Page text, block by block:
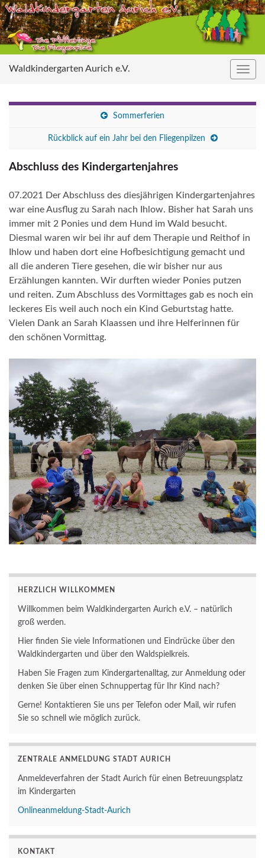
Waldkindergarten Aurich e.V.
Sommerferien
Rückblick auf ein Jahr bei den Fliegenpilzen
Abschluss des Kindergartenjahres
07.2021 Der Abschluss des diesjährigen Kindergartenjahres
war eine Ausflug zu Sarah nach Ihlow. Bisher hat Sarah uns
immer mit 2 Ponies und dem Hund im Wald besucht.
Diesmal waren wir bei ihr auf dem Therapie und Reithof in
Ihlow und haben dort eine Hofbesichtigung gemacht und
all die anderen Tiere gesehen, die wir bisher nur aus
Erzählungen kannten. Wir durften wieder Ponies putzen
und reiten. Zum Abschluss des Vormittages gab es noch ein
leckeres Eis weil auch noch ein Kind Geburtstag hatte.
Vielen Dank an Sarah Klaassen und ihre Helferinnen für
den schönen Vormittag.
HERZLICH WILLKOMMEN
Willkommen beim Waldkindergarten Aurich e.V. – natürlich
groß werden.
Hier finden Sie viele Informationen und Eindrücke über den
Waldkindergarten und über den Waldspielkreis.
Haben Sie Fragen zum Kindergartenalltag, zur Anmeldung oder
denken Sie über einen Schnuppertag für Ihr Kind nach?
Gerne! Kontaktieren Sie uns per Telefon oder Mail, wir rufen
Sie so schnell wie möglich zurück.
ZENTRALE ANMELDUNG STADT AURICH
Anmeldeverfahren der Stadt Aurich für einen Betreuungsplatz
im Kindergarten
Onlineanmeldung-Stadt-Aurich
KONTAKT